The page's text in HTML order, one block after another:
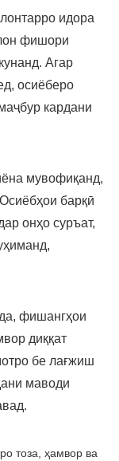
идора
фишори
Агар
осиёберо
кардани
мувофиқанд,
барқӣ
онҳо суръат,
фишангҳои
диққат
бе лағжиш
маводи
тоза, ҳамвор ва